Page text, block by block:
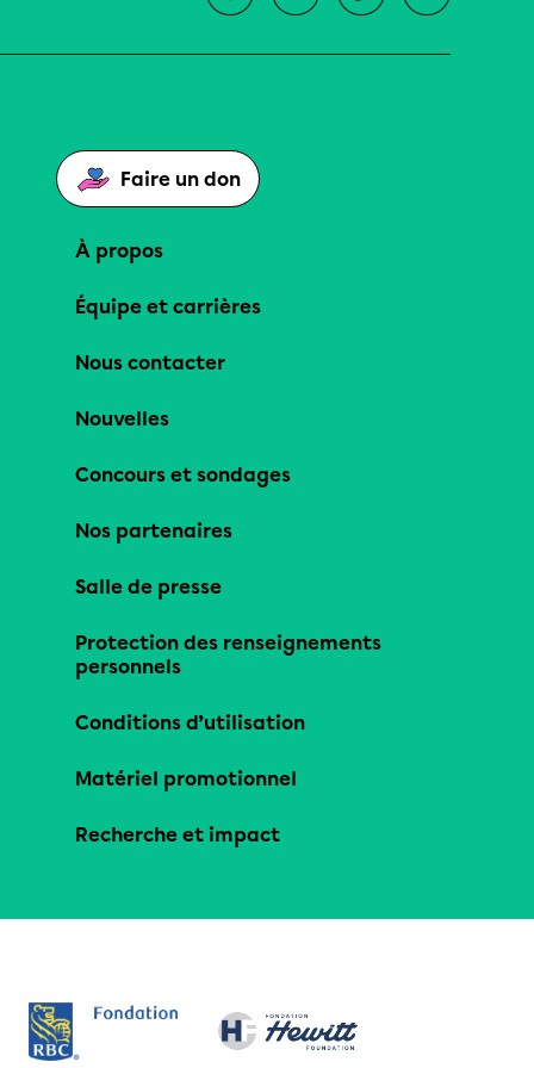
Faire un don
À propos
Équipe et carrières
Nous contacter
Nouvelles
Concours et sondages
Nos partenaires
Salle de presse
Protection des renseignements
personnels
Conditions d’utilisation
Matériel promotionnel
Recherche et impact